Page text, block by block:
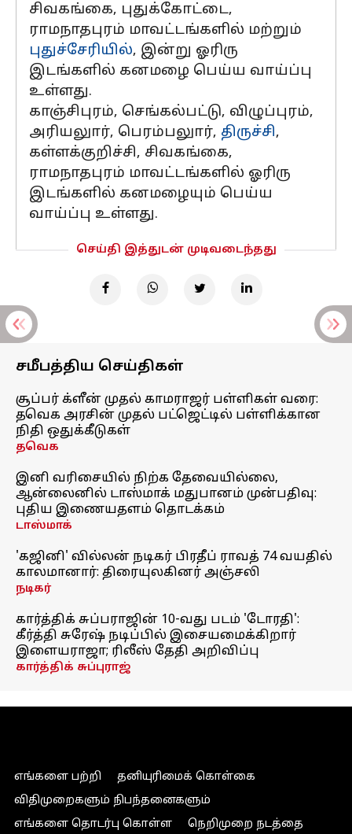
சிவகங்கை, புதுக்கோட்டை,
ராமநாதபுரம் மாவட்டங்களில் மற்றும்
புதுச்சேரியில், இன்று ஓரிரு
இடங்களில் கனமழை பெய்ய வாய்ப்பு
உள்ளது.
காஞ்சிபுரம், செங்கல்பட்டு, விழுப்புரம்,
அரியலுார், பெரம்பலுார், திருச்சி,
கள்ளக்குறிச்சி, சிவகங்கை,
ராமநாதபுரம் மாவட்டங்களில் ஓரிரு
இடங்களில் கனமழையும் பெய்ய
வாய்ப்பு உள்ளது.
செய்தி இத்துடன் முடிவடைந்தது
சமீபத்திய செய்திகள்
சூப்பர் க்ளீன் முதல் காமராஜர் பள்ளிகள் வரை:
தவெக அரசின் முதல் பட்ஜெட்டில் பள்ளிக்கான
நிதி ஒதுக்கீடுகள்
தவெக
இனி வரிசையில் நிற்க தேவையில்லை,
ஆன்லைனில் டாஸ்மாக் மதுபானம் முன்பதிவு:
புதிய இணையதளம் தொடக்கம்
டாஸ்மாக்
'கஜினி' வில்லன் நடிகர் பிரதீப் ராவத் 74 வயதில்
காலமானார்: திரையுலகினர் அஞ்சலி
நடிகர்
கார்த்திக் சுப்பராஜின் 10-வது படம் 'டோரதி':
கீர்த்தி சுரேஷ் நடிப்பில் இசையமைக்கிறார்
இளையராஜா; ரிலீஸ் தேதி அறிவிப்பு
கார்த்திக் சுப்புராஜ்
எங்களை பற்றி
தனியுரிமைக் கொள்கை
விதிமுறைகளும் நிபந்தனைகளும்
எங்களை தொடர்பு கொள்ள
நெறிமுறை நடத்தை